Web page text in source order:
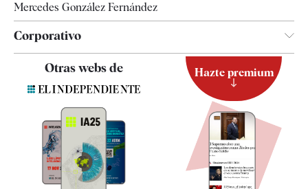
Mercedes González Fernández
Corporativo
Contacto
Quiénes somos
Especificaciones
Otras webs de Hazte premium